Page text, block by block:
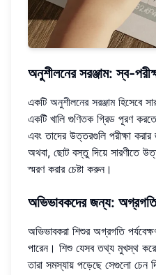
অনুশীলনের সরঞ্জাম: স্ব-
একটি অনুশীলনের সরঞ্জামহিসেবে
একটি খালি গুণিতক গ্রিড পূরণ
এবং তাদের উত্তরগুলি পরীক্ষা
অথবা, ছোট বস্তু দিয়ে সারণীতে
স্মরণ করার চেষ্টা করুন।
অভিভাবকদের জন্য: অগ্রগতি
অভিভাবকরা শিশুর অগ্রগতি
পারেন। শিশু যেসব তথ্য মুখস্থ
তারা সমস্যায় পড়েছে সেগুলো চেন